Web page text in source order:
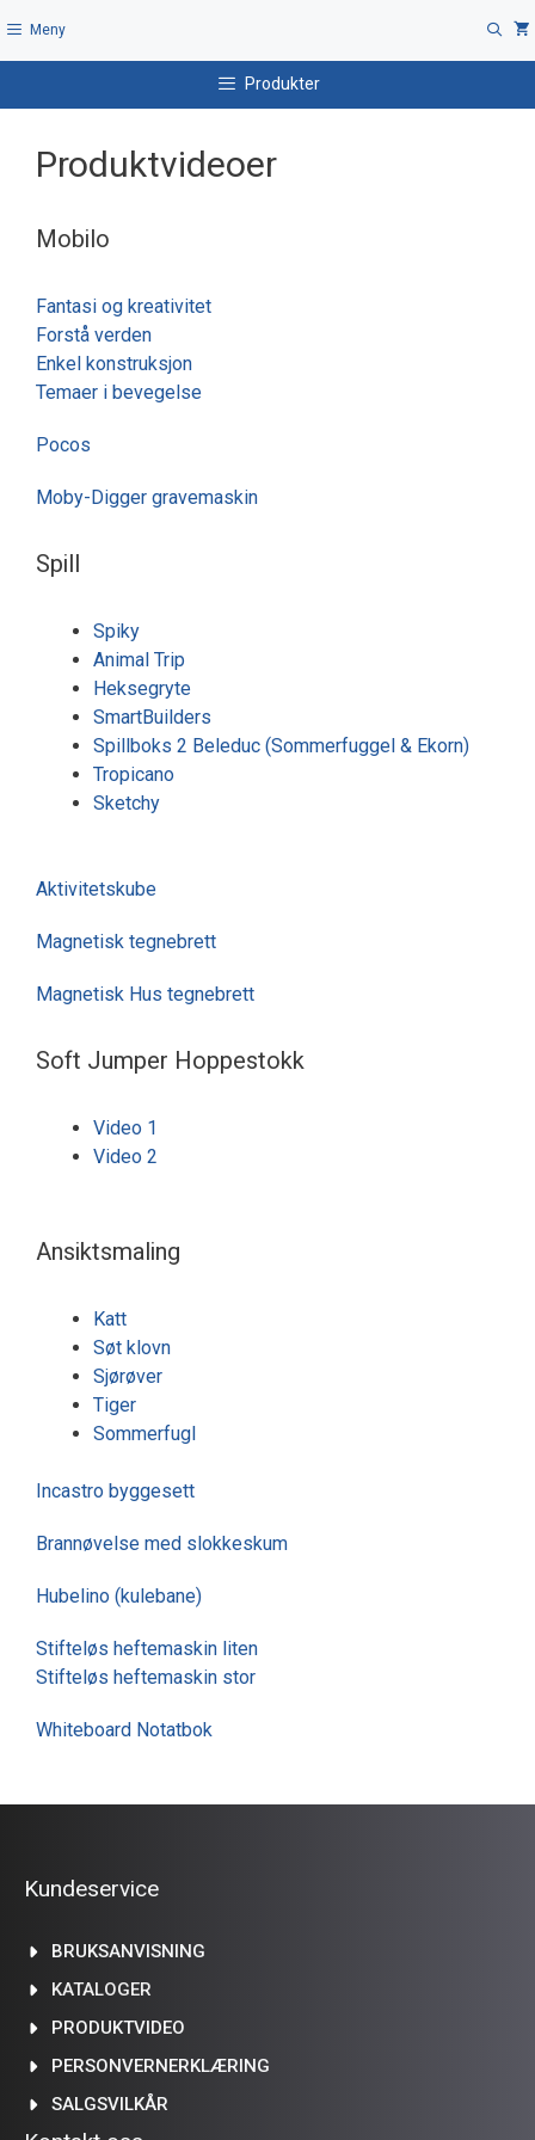
til
Meny
Produkter
Produktvideoer
Mobilo
Fantasi og kreativitet
Forstå verden
Enkel konstruksjon
Temaer i bevegelse
Pocos
Moby-Digger gravemaskin
Spill
Spiky
Animal Trip
Heksegryte
SmartBuilders
Spillboks 2 Beleduc (Sommerfuggel & Ekorn)
Tropicano
Sketchy
Aktivitetskube
Magnetisk tegnebrett
Magnetisk Hus tegnebrett
Soft Jumper Hoppestokk
Video 1
Video 2
Ansiktsmaling
Katt
Søt klovn
Sjørøver
Tiger
Sommerfugl
Incastro byggesett
Brannøvelse med slokkeskum
Hubelino (kulebane)
Stifteløs heftemaskin liten
Stifteløs heftemaskin stor
Whiteboard Notatbok
Kundeservice
BRUKSANVISNING
KATALOGER
PRODUKTVIDEO
PERSONVERNERKLÆRING
SALGSVILKÅR